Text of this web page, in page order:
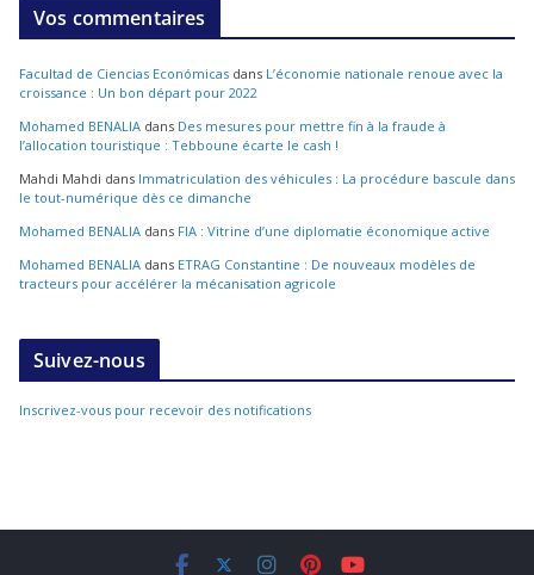
Vos commentaires
Facultad de Ciencias Económicas dans L’économie nationale renoue avec la
croissance : Un bon départ pour 2022
Mohamed BENALIA dans Des mesures pour mettre fin à la fraude à
l’allocation touristique : Tebboune écarte le cash !
Mahdi Mahdi dans Immatriculation des véhicules : La procédure bascule dans
le tout-numérique dès ce dimanche
Mohamed BENALIA dans FIA : Vitrine d’une diplomatie économique active
Mohamed BENALIA dans ETRAG Constantine : De nouveaux modèles de
tracteurs pour accélérer la mécanisation agricole
Suivez-nous
Inscrivez-vous pour recevoir des notifications